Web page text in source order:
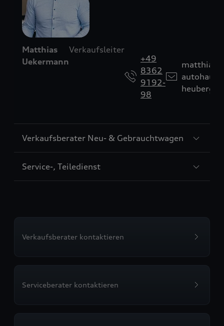
Matthias
Uekermann
Verkaufsleiter
+49
8362
9192-
98
autohaus-
Verkaufsberater Neu- & Gebrauchtwagen Sección
Service-, TeiledienstSección
Verkaufsberater kontaktieren
Serviceberater kontaktieren